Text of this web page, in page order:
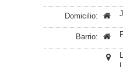
Domicilio:
Barrio: